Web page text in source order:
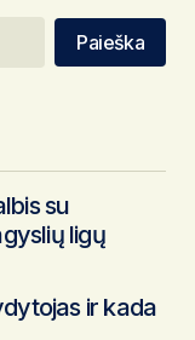
vėl
Paieška
su
ligų
ir kada